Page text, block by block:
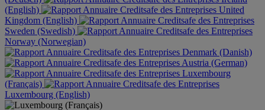
(English)
United
Kingdom (English)
Sweden (Swedish)
Norway (Norwegian)
Denmark (Danish)
Austria (German)
Luxembourg
(Français)
Luxembourg (English)